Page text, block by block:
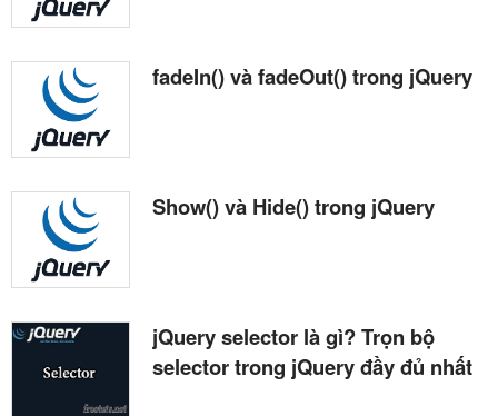
fadeIn() và fadeOut() trong jQuery
Show() và Hide() trong jQuery
jQuery selector là gì? Trọn bộ
selector trong jQuery đầy đủ nhất